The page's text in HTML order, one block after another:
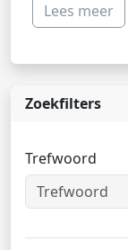
Lees meer
Zoekfilters
Trefwoord